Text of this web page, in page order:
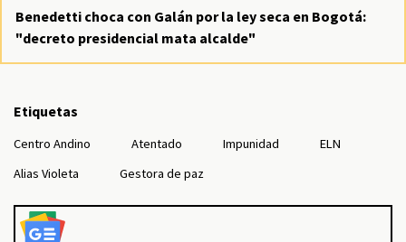
Benedetti choca con Galán por la ley seca en Bogotá:
"decreto presidencial mata alcalde"
Etiquetas
Centro Andino Atentado Impunidad
ELN
Alias Violeta
Gestora de paz